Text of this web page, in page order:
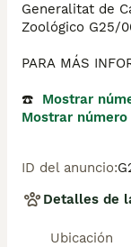
Generalitat de
Zoológico G25/
PARA MÁS
☎️ Mostrar
Mostrar
🐶 Programa
💻 Más fotos y
ID del anuncio:
Detalles de
Ubicación